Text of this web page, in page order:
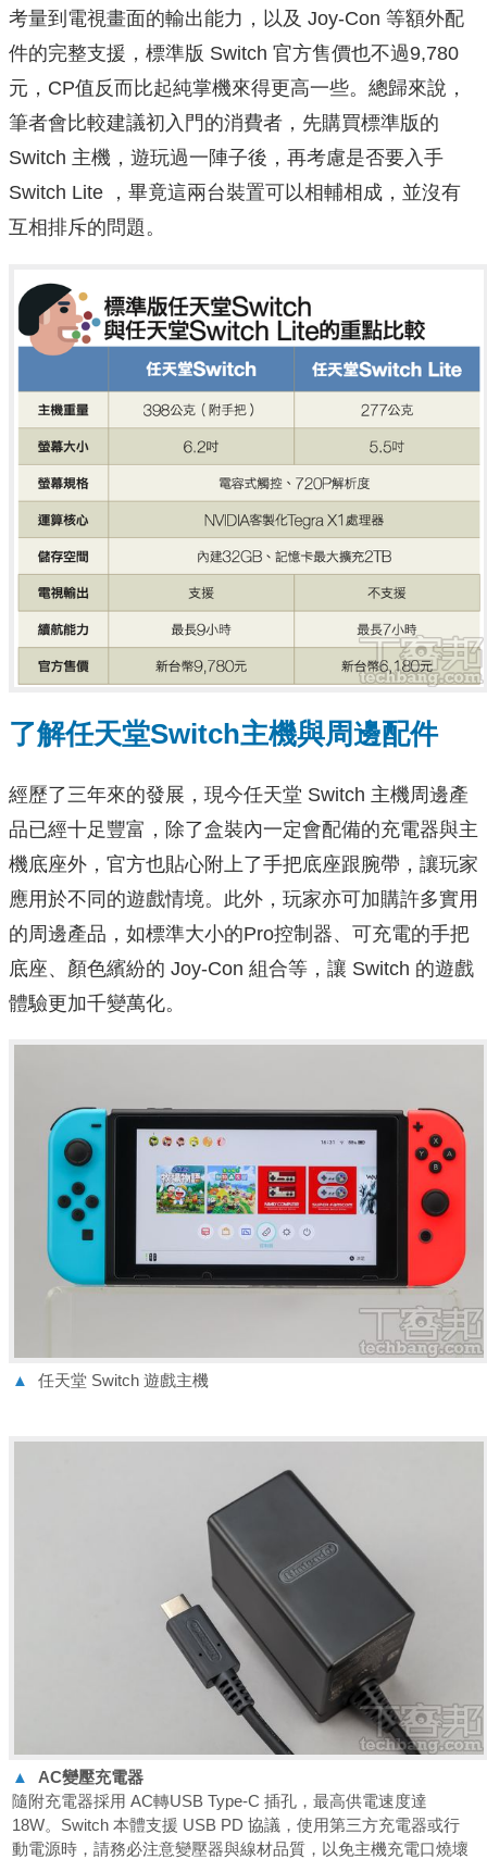
考量到電視畫面的輸出能力，以及 Joy-Con 等額外配
件的完整支援，標準版 Switch 官方售價也不過9,780
元，CP值反而比起純掌機來得更高一些。總歸來說，
筆者會比較建議初入門的消費者，先購買標準版的
Switch 主機，遊玩過一陣子後，再考慮是否要入手
Switch Lite ，畢竟這兩台裝置可以相輔相成，並沒有
互相排斥的問題。
了解任天堂Switch主機與周邊配件
經歷了三年來的發展，現今任天堂 Switch 主機周邊產
品已經十足豐富，除了盒裝內一定會配備的充電器與主
機底座外，官方也貼心附上了手把底座跟腕帶，讓玩家
應用於不同的遊戲情境。此外，玩家亦可加購許多實用
的周邊產品，如標準大小的Pro控制器、可充電的手把
底座、顏色繽紛的 Joy-Con 組合等，讓 Switch 的遊戲
體驗更加千變萬化。
▲ 任天堂 Switch 遊戲主機
▲ AC變壓充電器
隨附充電器採用 AC轉USB Type-C 插孔，最高供電速度達
18W。Switch 本體支援 USB PD 協議，使用第三方充電器或行
動電源時，請務必注意變壓器與線材品質，以免主機充電口燒壞